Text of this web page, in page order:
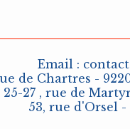
Email :
de Chartres -
25-27 , rue de
53, rue d'Orsel -